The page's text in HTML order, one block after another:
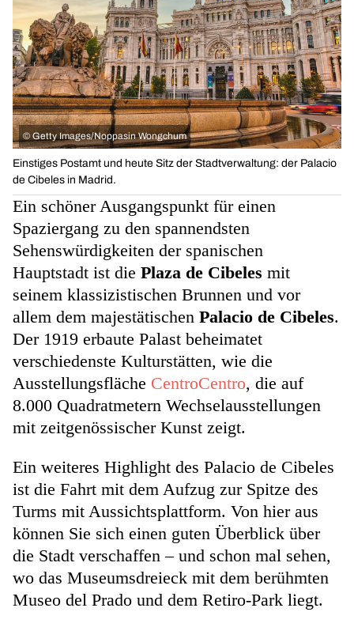
© Getty Images/Noppasin Wongchum
Einstiges Postamt und heute Sitz der Stadtverwaltung: der Palacio
de Cibeles in Madrid.
Ein schöner Ausgangspunkt für einen
Spaziergang zu den spannendsten
Sehenswürdigkeiten der spanischen
Hauptstadt ist die Plaza de Cibeles mit
seinem klassizistischen Brunnen und vor
allem dem majestätischen Palacio de Cibeles.
Der 1919 erbaute Palast beheimatet
verschiedenste Kulturstätten, wie die
Ausstellungsfläche CentroCentro, die auf
8.000 Quadratmetern Wechselausstellungen
mit zeitgenössischer Kunst zeigt.
Ein weiteres Highlight des Palacio de Cibeles
ist die Fahrt mit dem Aufzug zur Spitze des
Turms mit Aussichtsplattform. Von hier aus
können Sie sich einen guten Überblick über
die Stadt verschaffen – und schon mal sehen,
wo das Museumsdreieck mit dem berühmten
Museo del Prado und dem Retiro-Park liegt.